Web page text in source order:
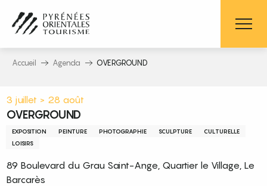
contenu
principal
Accueil Agenda OVERGROUND
3 juillet > 28 août
OVERGROUND
EXPOSITION PEINTURE PHOTOGRAPHIE SCULPTURE
CULTURELLE
LOISIRS
89 Boulevard du Grau Saint-Ange, Quartier le Village, Le
Barcarès